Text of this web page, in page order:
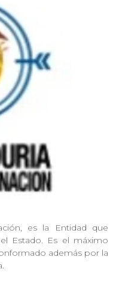
es la Entidad que
Estado. Es el máximo
además por la